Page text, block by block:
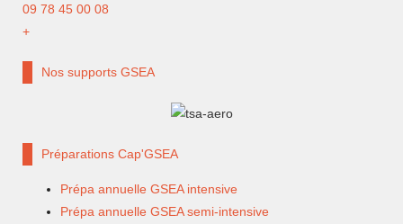
09 78 45 00 08
+
Nos supports GSEA
Préparations Cap'GSEA
Prépa annuelle GSEA intensive
Prépa annuelle GSEA semi-intensive